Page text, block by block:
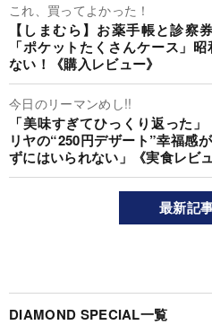
これ、買ってよかった！
【しまむら】お薬手帳と診察
「ポケットたくさんケース」
ない！《購入レビュー》
今日のリーマンめし!!
「美味すぎてひっくり返った
リヤの“250円デザート”幸福感
ずにはいられない」《実食レビ
最新記
DIAMOND SPECIAL一覧